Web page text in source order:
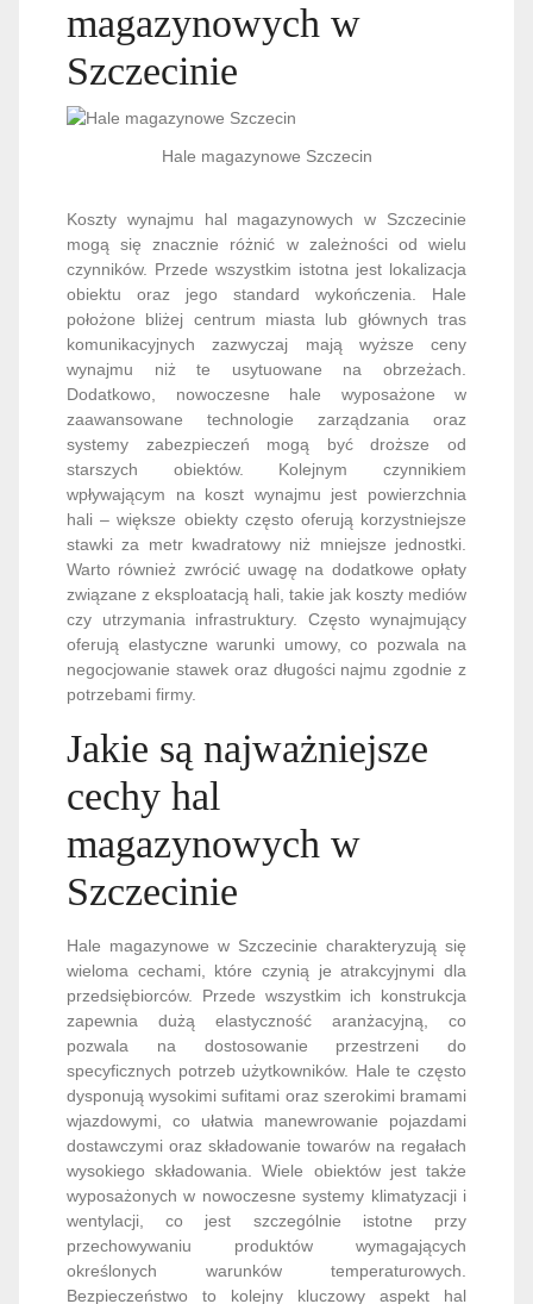
magazynowych w
Szczecinie
Hale magazynowe Szczecin
Koszty wynajmu hal magazynowych w Szczecinie
mogą się znacznie różnić w zależności od wielu
czynników. Przede wszystkim istotna jest lokalizacja
obiektu oraz jego standard wykończenia. Hale
położone bliżej centrum miasta lub głównych tras
komunikacyjnych zazwyczaj mają wyższe ceny
wynajmu niż te usytuowane na obrzeżach.
Dodatkowo, nowoczesne hale wyposażone w
zaawansowane technologie zarządzania oraz
systemy zabezpieczeń mogą być droższe od
starszych obiektów. Kolejnym czynnikiem
wpływającym na koszt wynajmu jest powierzchnia
hali – większe obiekty często oferują korzystniejsze
stawki za metr kwadratowy niż mniejsze jednostki.
Warto również zwrócić uwagę na dodatkowe opłaty
związane z eksploatacją hali, takie jak koszty mediów
czy utrzymania infrastruktury. Często wynajmujący
oferują elastyczne warunki umowy, co pozwala na
negocjowanie stawek oraz długości najmu zgodnie z
potrzebami firmy.
Jakie są najważniejsze
cechy hal
magazynowych w
Szczecinie
Hale magazynowe w Szczecinie charakteryzują się
wieloma cechami, które czynią je atrakcyjnymi dla
przedsiębiorców. Przede wszystkim ich konstrukcja
zapewnia dużą elastyczność aranżacyjną, co
pozwala na dostosowanie przestrzeni do
specyficznych potrzeb użytkowników. Hale te często
dysponują wysokimi sufitami oraz szerokimi bramami
wjazdowymi, co ułatwia manewrowanie pojazdami
dostawczymi oraz składowanie towarów na regałach
wysokiego składowania. Wiele obiektów jest także
wyposażonych w nowoczesne systemy klimatyzacji i
wentylacji, co jest szczególnie istotne przy
przechowywaniu produktów wymagających
określonych warunków temperaturowych.
Bezpieczeństwo to kolejny kluczowy aspekt hal